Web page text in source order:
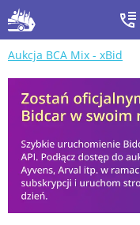
Aukcja BCA Mix - xBid